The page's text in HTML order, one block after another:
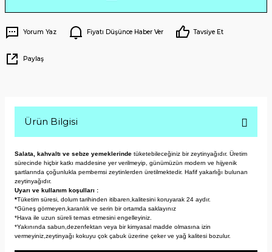
Yorum Yaz Fiyatı Düşünce Haber Ver Tavsiye Et
Paylaş
Ürün Bilgisi
Salata, kahvaltı ve sebze yemeklerinde tüketebileceğiniz bir zeytinyağıdır. Üretim
sürecinde hiçbir katkı maddesine yer verilmeyip, günümüzün modern ve hijyenik
şartlarında çoğunlukla pembemsi zeytinlerden üretilmektedir. Hafif yakarlığı bulunan
zeytinyağıdır.
Uyarı ve kullanım koşulları :
*Tüketim süresi, dolum tarihinden itibaren,kalitesini koruyarak 24 aydır.
*Güneş görmeyen,karanlık ve serin bir ortamda saklayınız
*Hava ile uzun süreli temas etmesini engelleyiniz.
*Yakınında sabun,dezenfektan veya bir kimyasal madde olmasına izin
vermeyiniz,zeytinyağı kokuyu çok çabuk üzerine çeker ve yağ kalitesi bozulur.